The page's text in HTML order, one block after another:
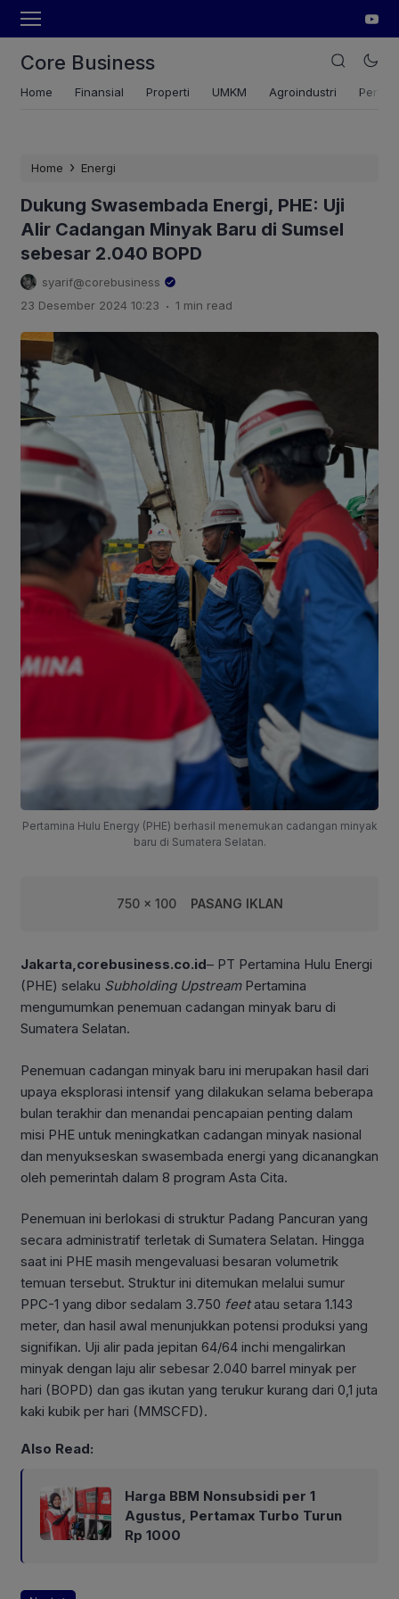
Core Business
Home Finansial Properti UMKM Agroindustri
Home › Energi
Dukung Swasembada Energi, PHE: Uji
Alir Cadangan Minyak Baru di Sumsel
sebesar 2.040 BOPD
syarif@corebusiness
23 Desember 2024 10:23 . 1 min read
Pertamina Hulu Energy (PHE) berhasil menemukan cadangan minyak
baru di Sumatera Selatan.
750 x 100 PASANG IKLAN
Jakarta,corebusiness.co.id– PT Pertamina Hulu Energi
(PHE) selaku Subholding UpstreamPertamina
mengumumkan penemuan cadangan minyak baru di
Sumatera Selatan.
Penemuan cadangan minyak baru ini merupakan hasil dari
upaya eksplorasi intensif yang dilakukan selama beberapa
bulan terakhir dan menandai pencapaian penting dalam
misi PHE untuk meningkatkan cadangan minyak nasional
dan menyukseskan swasembada energi yang dicanangkan
oleh pemerintah dalam 8 program Asta Cita.
Penemuan ini berlokasi di struktur Padang Pancuran yang
secara administratif terletak di Sumatera Selatan. Hingga
saat ini PHE masih mengevaluasi besaran volumetrik
temuan tersebut. Struktur ini ditemukan melalui sumur
PPC-1 yang dibor sedalam 3.750 feetatau setara 1.143
meter, dan hasil awal menunjukkan potensi produksi yang
signifikan. Uji alir pada jepitan 64/64 inchi mengalirkan
minyak dengan laju alir sebesar 2.040 barrel minyak per
hari (BOPD) dan gas ikutan yang terukur kurang dari 0,1 juta
kaki kubik per hari (MMSCFD).
Also Read:
Harga BBM Nonsubsidi per 1
Agustus, Pertamax Turbo Turun
Rp 1000